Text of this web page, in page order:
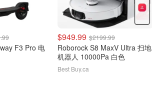
F3 Pro 电
$949.99 $2199.99
Roborock S8 MaxV Ultra 扫地
机器人 10000Pa 白色
Best Buy.ca